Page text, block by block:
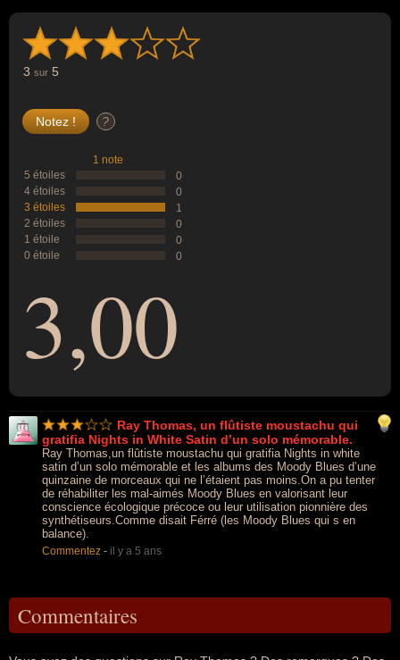
3 sur 5
?
1 note
5 étoiles
0
4 étoiles
0
3 étoiles
1
2 étoiles
0
1 étoile
0
0 étoile
0
3,00
Ray Thomas, un flûtiste moustachu qui
gratifia Nights in White Satin d’un solo mémorable.
Ray Thomas,un flûtiste moustachu qui gratifia Nights in white
satin d’un solo mémorable et les albums des Moody Blues d’une
quinzaine de morceaux qui ne l’étaient pas moins.On a pu tenter
de réhabiliter les mal-aimés Moody Blues en valorisant leur
conscience écologique précoce ou leur utilisation pionnière des
synthétiseurs.Comme disait Férré (les Moody Blues qui s en
balance).
Commentez - il y a 5 ans
Commentaires